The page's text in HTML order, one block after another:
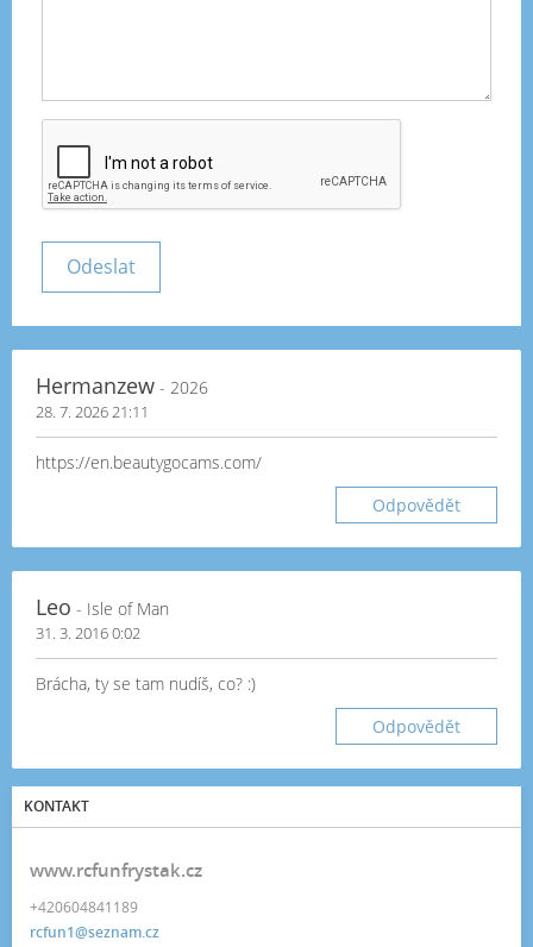
Hermanzew - 2026
28. 7. 2026 21:11
https://en.beautygocams.com/
Odpovědět
Leo - Isle of Man
31. 3. 2016 0:02
Brácha, ty se tam nudíš, co? :)
Odpovědět
KONTAKT
www.rcfunfrystak.cz
+420604841189
rcfun1@seznam.cz